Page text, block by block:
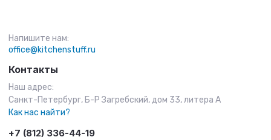
Напишите нам:
office@kitchenstuff.ru
Контакты
Наш адрес:
Санкт-Петербург, Б-Р Загребский, дом 33, литера А
Как нас найти?
+7 (812) 336-44-19